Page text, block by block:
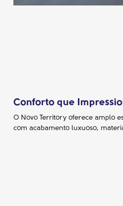
Conforto que
O Novo Territory oferece amplo
com acabamento luxuoso,